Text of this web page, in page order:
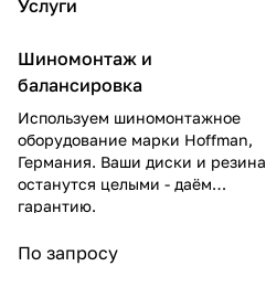
Услуги
Шиномонтаж и
балансировка
Используем шиномонтажное
оборудование марки Hoffman,
Германия. Ваши диски и резина
останутся целыми - даём
гарантию.
По запросу